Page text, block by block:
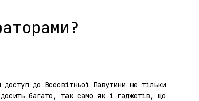
до Всесвітньої Павутини не тільки
багато, так само як і гаджетів, що